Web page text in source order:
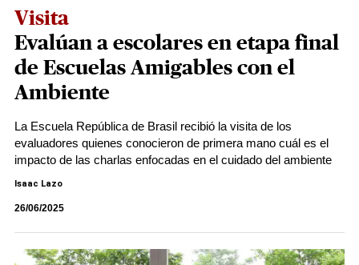
Visita
Evalúan a escolares en etapa final
de Escuelas Amigables con el
Ambiente
La Escuela República de Brasil recibió la visita de los
evaluadores quienes conocieron de primera mano cuál es el
impacto de las charlas enfocadas en el cuidado del ambiente
Isaac Lazo
26/06/2025